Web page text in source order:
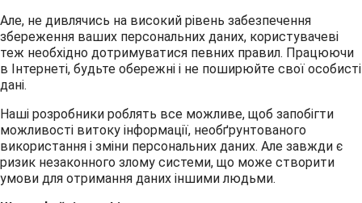
Але, не дивлячись на високий рівень забезпечення
збереження ваших персональних даних, користувачеві
теж необхідно дотримуватися певних правил. Працюючи
в Інтернеті, будьте обережні і не поширюйте свої особисті
дані.
Наші розробники роблять все можливе, щоб запобігти
можливості витоку інформації, необґрунтованого
використання і зміни персональних даних. Але завжди є
ризик незаконного злому системи, що може створити
умови для отримання даних іншими людьми.